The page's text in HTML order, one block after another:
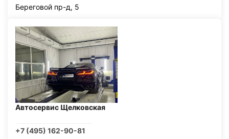
Береговой пр-д, 5
Автосервис Щелковская
+7 (495) 162-90-81